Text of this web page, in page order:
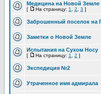
Медицина на Новой Земле
[ На страницу: 1 2 3 ]
Заброшенный поселок на
Заметки о Новой Земле
Испытания на Сухом Носу
[ На страницу: 1 2 ]
Экспедиция №2
Утраченное имя адмирала